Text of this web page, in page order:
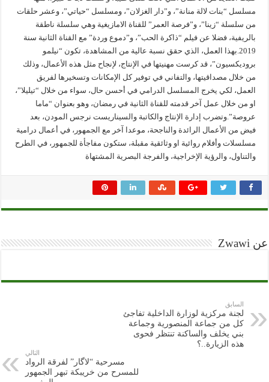
مسلسل “بنات لالة منانة”، و”دار الغزلان”، ومسلسل “حياتي”، وعشر حلقات
من سلسلة “زينا”، و”فرصة العمر” للقناة الامازيغية وهي سلسلة ناطقة
بالريفية، فضلا عن فيلم “ذاكرة الحب”، و”دموع وردة” مع القناة الثانية سنة
2019.بهذا العمل، الذي حقق نسبة عالية من المشاهدة، تكون “نيلمو
بروديكسيون”، قد كرست مهنيتها في الإنتاج، لإنجاح مثل هذه الأعمال، وذلك
من خلال مصداقيتها، والتفاني في توفير كل الإمكانات وتسخيرها لفريق
العمل، لكي يخرج المسلسل الدرامي في أحسن حال، سواء من خلال “تيليلا”،
او من خلال عمل آخر قدمته للقناة الثانية في رمضان، وهو بعنوان “ماما
عروصة”.وتضرب إدارة الإنتاج والكاتبة والسيناريست نرجس المودن، بعد
فيض من الأعمال الرائدة والناجحة، موعدا آخر مع الجمهور، في أعمال درامية
مسلسلات وأفلام روائية او وثائقية مقبلة، ستكون مفاجأة للجمهور، في الطرح
والتناول، والرؤية الإخراجية، والفرجة البصرية المشتهاة
عن Zwawi
السابق
لجنة مركزية لوزارة الداخلية تفاجئ
كل من جماعة المنصورية وجماعة
بني يخلف والساكنة تنتظر فحوى
هذه الزيارة..؟
التالي
مسرحية “لاگار” لفرقة الرواد
للمسرح من خريبكة تبهر الجمهور